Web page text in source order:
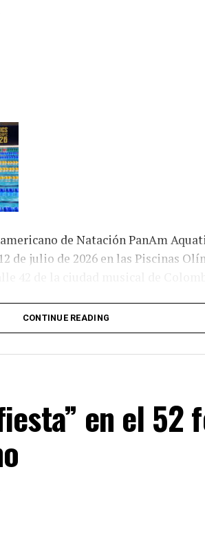
de Natación PanAm
de julio de 2026 en las Piscinas
sede continental y fue organizado
CONTINUE READING
en el 52